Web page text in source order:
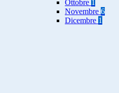
Ottobre 1
Novembre 6
Dicembre 1